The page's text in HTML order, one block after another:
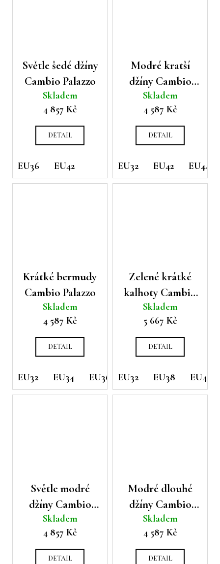
Světle šedé džíny
Cambio Palazzo
Skladem
4 857 Kč
DETAIL
EU36 EU42
Modré kratší
džíny Cambio
Fabienne
Skladem
4 587 Kč
DETAIL
EU32 EU42 EU44
Krátké bermudy
Cambio Palazzo
Skladem
4 587 Kč
DETAIL
EU32 EU34 EU36 EU38
Zelené krátké
kalhoty Cambio
Addison
Skladem
5 667 Kč
DETAIL
EU32 EU38 EU42
Světle modré
džíny Cambio
Palazzo
Skladem
4 857 Kč
DETAIL
Modré dlouhé
džíny Cambio
Aimee
Skladem
4 587 Kč
DETAIL